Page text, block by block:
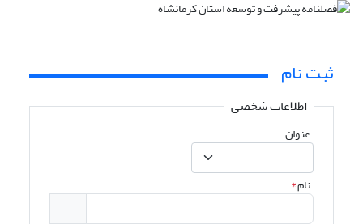
ثبت نام
اطلاعات شخصی
عنوان
نام*